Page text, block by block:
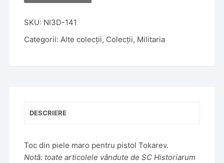
t
SKU: NI3D-141
Categorii:Alte colecții, Colecții, Militaria
DESCRIERE
Toc din piele maro pentru pistol Tokarev.
Notă: toate articolele vândute de SC Historiarum